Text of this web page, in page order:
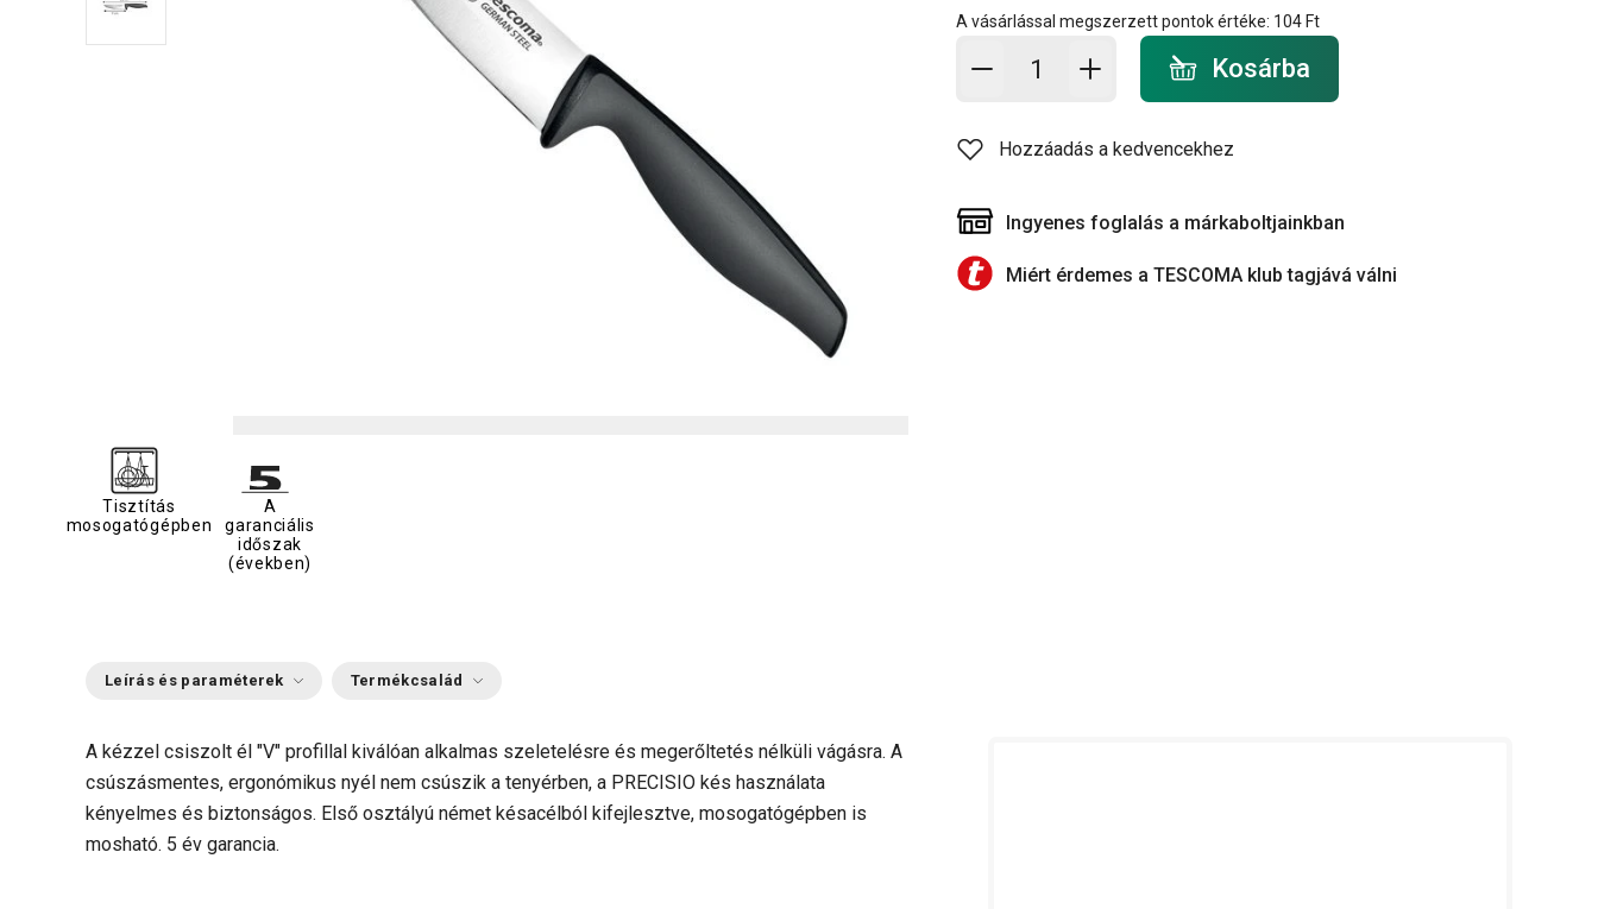
A vásárlással megszerzett pontok értéke: 104 Ft
Kosárba - mennyiség
Kosárba
Hozzáadás a kedvencekhez
Ingyenes foglalás a márkaboltjainkban
Miért érdemes a TESCOMA klub tagjává válni
Tisztítás
mosogatógépben
A
garanciális
időszak
(években)
Leírás és paraméterek Termékcsalád
A kézzel csiszolt él "V" profillal kiválóan alkalmas szeletelésre és megerőltetés nélküli vágásra. A
csúszásmentes, ergonómikus nyél nem csúszik a tenyérben, a PRECISIO kés használata
kényelmes és biztonságos. Első osztályú német késacélból kifejlesztve, mosogatógépben is
mosható. 5 év garancia.